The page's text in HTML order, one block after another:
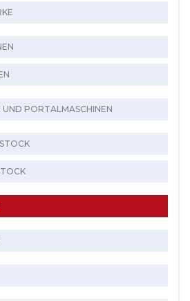
UND PORTALMASCHINEN